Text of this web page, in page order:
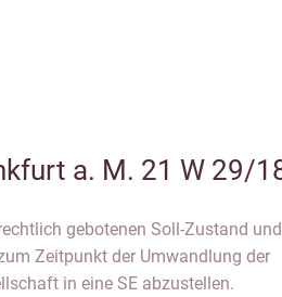
a. M. 21 W 29/
gebotenen Soll-Zustand
Zeitpunkt der Umwandlung der
in eine SE abzustellen.